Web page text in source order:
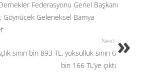
Federasyonu Genel Başkanı
Göynücek Geleneksel Bamya
Next:
sınırı bin 893 TL, yoksulluk sınırı 6
bin 166 TL’ye çıktı